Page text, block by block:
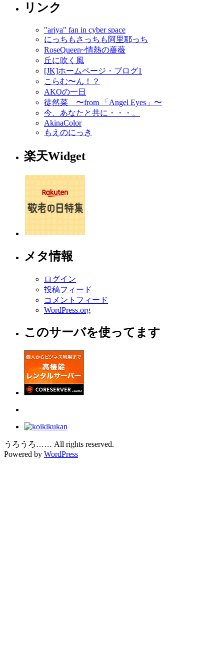
リンク
"ariya" fan in cyber space
にっちもさっちも阿里耶っち
RoseQueen~情熱の薔薇
丘に吹く風
[JK]ホームページ・ブログ1
こらむ〜ん！？
AKOの一日
徒然菜 〜from 「Angel Eyes」〜
今、あなたと共に・・・。
AkinaColor
もえのにっき
楽天Widget
メタ情報
ログイン
投稿フィード
コメントフィード
WordPress.org
このサーバを使ってます
うろうろ…… All rights reserved.
Powered by WordPress